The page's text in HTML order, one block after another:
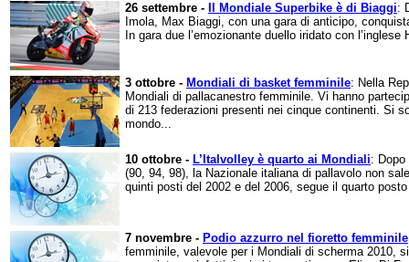
26 settembre -
Il Mondiale Superbike è di Biaggi:
Imola, Max Biaggi, con una gara di anticipo,
In gara due l’emozionante duello iridato con l’inglese
3 ottobre - Mondiali di basket femminile: Nella
Mondiali di pallacanestro femminile. Vi hanno
di 213 federazioni presenti nei cinque continenti. Si
mondo...
10 ottobre - L’Italvolley è quarto ai Mondiali:
(90, 94, 98), la Nazionale italiana di pallavolo non
quinti posti del 2002 e del 2006, segue il quarto
7 novembre - Podio azzurro nel fioretto femminile
femminile, valevole per i Mondiali di scherma 2010,